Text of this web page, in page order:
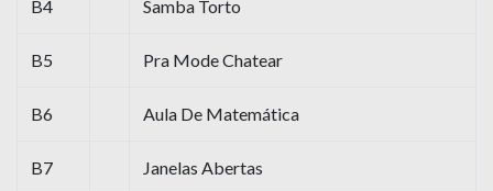
B4 Samba Torto
B5 Pra Mode Chatear
B6 Aula De Matemática
B7 Janelas Abertas